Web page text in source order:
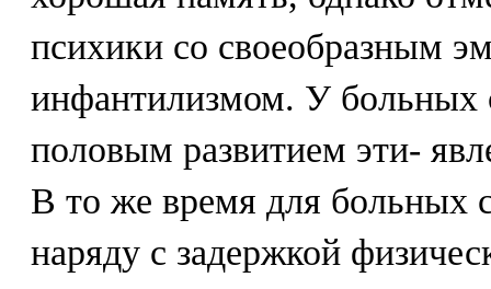
психики со своеобразным
инфантилизмом. У больных
половым развитием эти-
В то же время для больных
наряду с задержкой